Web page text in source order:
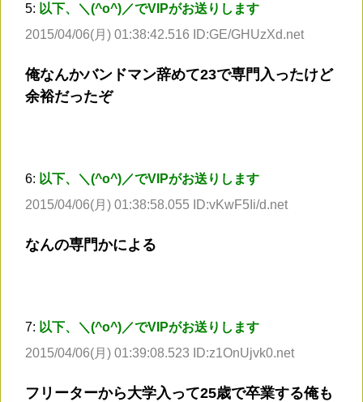
5: 以下、＼(^o^)／でVIPがお送りします
2015/04/06(月) 01:38:42.516 ID:GE/GHUzXd.net
俺なんかバンドマン辞めて23で専門入ったけど
余裕だったぞ
6: 以下、＼(^o^)／でVIPがお送りします
2015/04/06(月) 01:38:58.055 ID:vKwF5Ii/d.net
なんの専門かによる
7: 以下、＼(^o^)／でVIPがお送りします
2015/04/06(月) 01:39:08.523 ID:z1OnUjvk0.net
フリーターから大学入って25歳で卒業する俺も